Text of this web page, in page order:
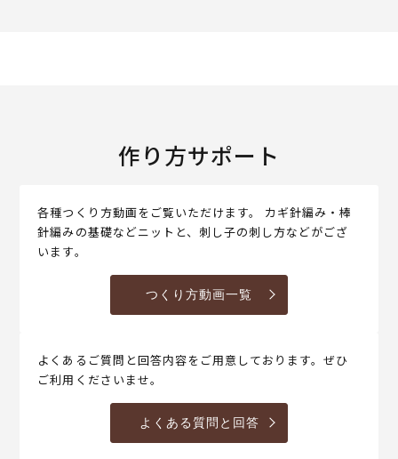
作り方サポート
各種つくり方動画をご覧いただけます。 カギ針編み・棒
針編みの基礎などニットと、刺し子の刺し方などがござ
います。
つくり方動画一覧
よくあるご質問と回答内容をご用意しております。ぜひ
ご利用くださいませ。
よくある質問と回答